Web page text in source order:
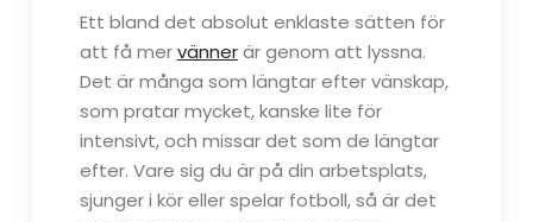
Ett bland det absolut enklaste sätten för
att få mervännerär genom att lyssna.
Det är många som längtar efter vänskap,
som pratar mycket, kanske lite för
intensivt, och missar det som de längtar
efter. Vare sig du är på din arbetsplats,
sjunger i kör eller spelar fotboll, så är det